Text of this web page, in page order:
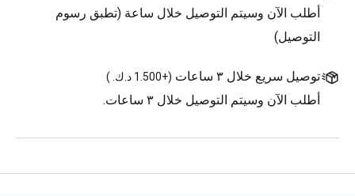
أطلب الآن وسيتم التوصيل خلال ساعة (تطبق رسوم
التوصيل)
توصيل سريع خلال ٣ ساعات (+1.500 د.ك. )
أطلب الآن وسيتم التوصيل خلال ٣ ساعات.